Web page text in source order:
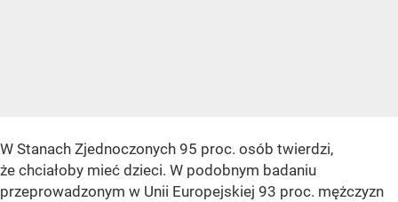
W Stanach Zjednoczonych 95 proc. osób twierdzi,
że chciałoby mieć dzieci. W podobnym badaniu
przeprowadzonym w Unii Europejskiej 93 proc. mężczyzn